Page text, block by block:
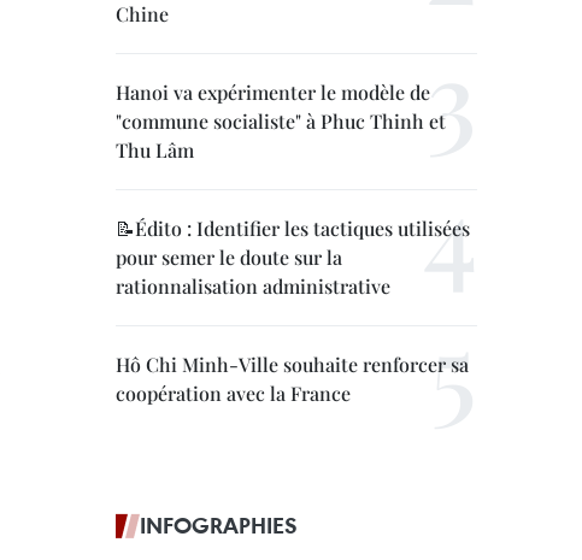
Chine
Hanoi va expérimenter le modèle de
"commune socialiste" à Phuc Thinh et
Thu Lâm
📝Édito : Identifier les tactiques utilisées
pour semer le doute sur la
rationnalisation administrative
Hô Chi Minh-Ville souhaite renforcer sa
coopération avec la France
INFOGRAPHIES